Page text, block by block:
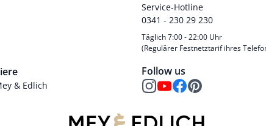
& Edlich
Service-Hotline
0341 - 230 29 230
Täglich 7:00 - 22:00 Uhr
(Regulärer Festnetztarif ihres
Follow us